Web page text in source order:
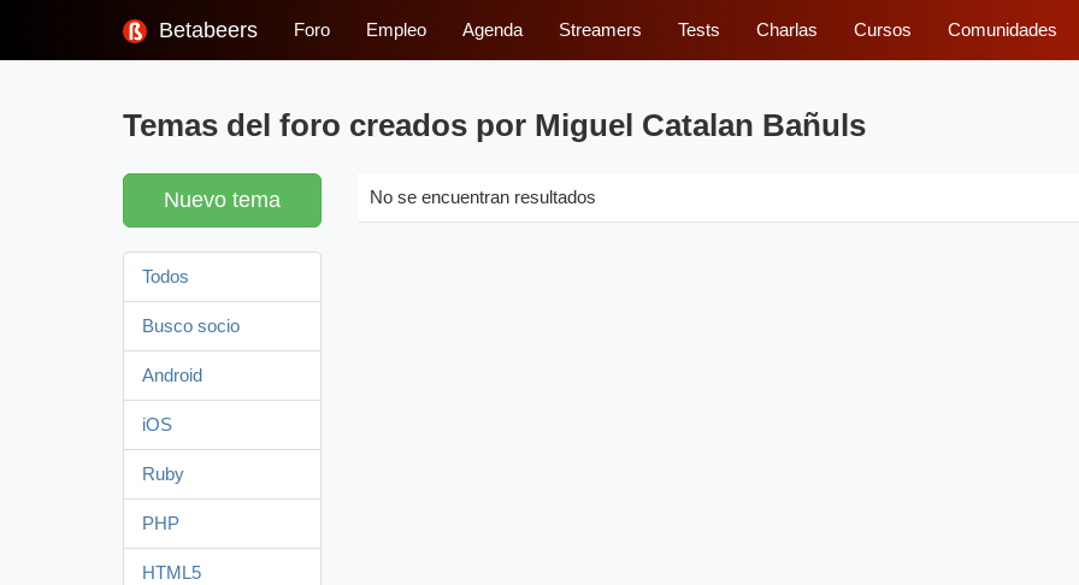
Betabeers Foro Empleo Agenda Streamers Tests Charlas Cursos Comunidades
Temas del foro creados por Miguel Catalan Bañuls
Nuevo tema
Todos
Busco socio
Android
iOS
Ruby
PHP
HTML5
No se encuentran resultados